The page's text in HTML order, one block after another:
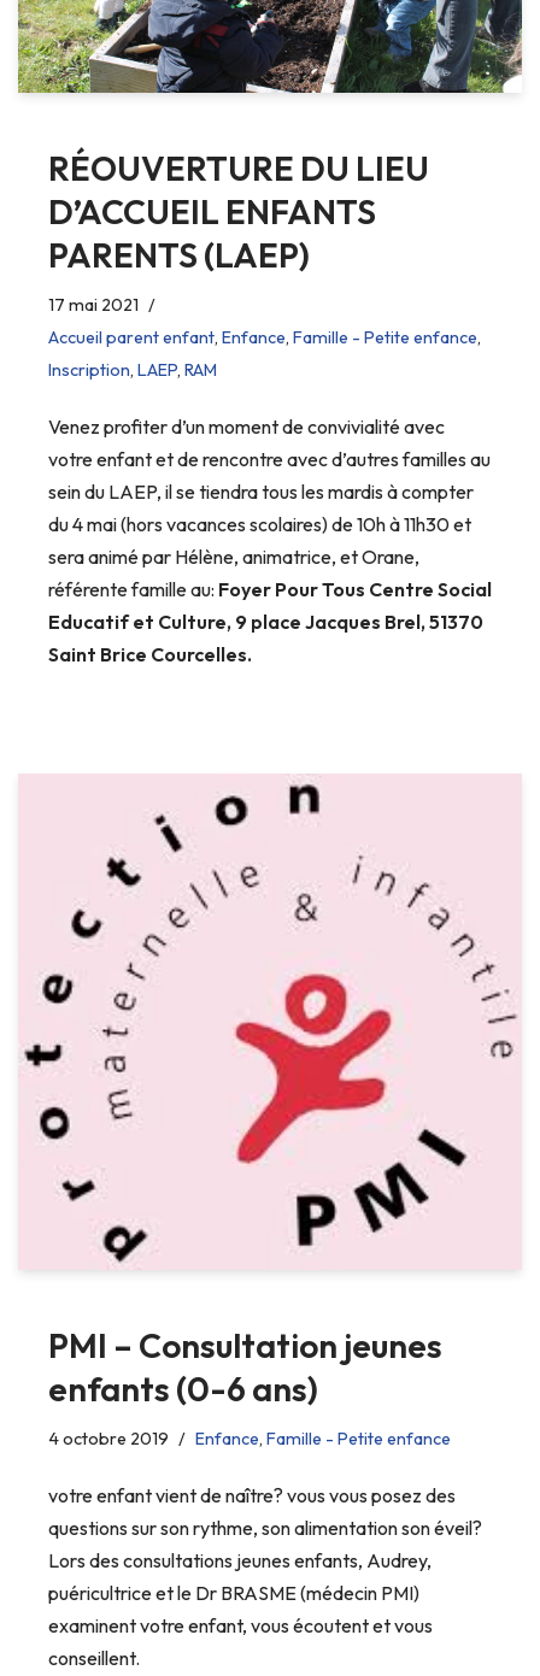
RÉOUVERTURE DU LIEU
D’ACCUEIL ENFANTS
PARENTS (LAEP)
17 mai 2021
Accueil parent enfant, Enfance, Famille - Petite enfance,
Inscription, LAEP, RAM
Venez profiter d’un moment de convivialité avec
votre enfant et de rencontre avec d’autres familles au
sein du LAEP, il se tiendra tous les mardis à compter
du 4 mai (hors vacances scolaires) de 10h à 11h30 et
sera animé par Hélène, animatrice, et Orane,
référente famille au: Foyer Pour Tous Centre Social
Educatif et Culture, 9 place Jacques Brel, 51370
Saint Brice Courcelles.
PMI – Consultation jeunes
enfants (0-6 ans)
4 octobre 2019 Enfance, Famille - Petite enfance
votre enfant vient de naître? vous vous posez des
questions sur son rythme, son alimentation son éveil?
Lors des consultations jeunes enfants, Audrey,
puéricultrice et le Dr BRASME (médecin PMI)
examinent votre enfant, vous écoutent et vous
conseillent.